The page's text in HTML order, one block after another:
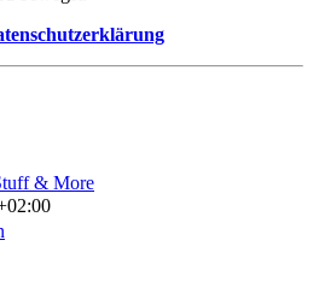
& More